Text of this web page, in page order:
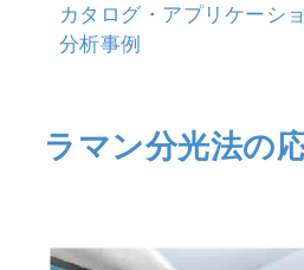
カタログ・アプリケーシ
分析事例
ラマン分光法の